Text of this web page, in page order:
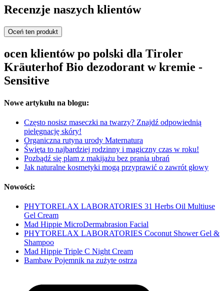
Recenzje naszych klientów
Oceń ten produkt
ocen klientów po polski dla Tiroler
Kräuterhof Bio dezodorant w kremie -
Sensitive
Nowe artykułu na blogu:
Często nosisz maseczki na twarzy? Znajdź odpowiednią
pielęgnację skóry!
Organiczna rutyna urody Maternatura
Święta to najbardziej rodzinny i magiczny czas w roku!
Pozbądź się plam z makijażu bez prania ubrań
Jak naturalne kosmetyki mogą przyprawić o zawrót głowy
Nowości:
PHYTORELAX LABORATORIES 31 Herbs Oil Multiuse
Gel Cream
Mad Hippie MicroDermabrasion Facial
PHYTORELAX LABORATORIES Coconut Shower Gel &
Shampoo
Mad Hippie Triple C Night Cream
Bambaw Pojemnik na zużyte ostrza